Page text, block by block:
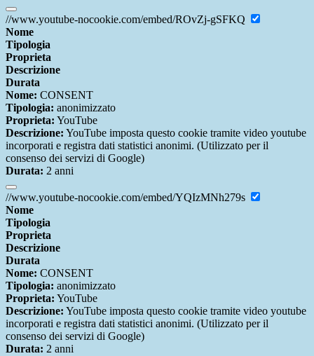
//www.youtube-nocookie.com/embed/ROvZj-gSFKQ
Nome
Tipologia
Proprieta
Descrizione
Durata
Nome: CONSENT
Tipologia: anonimizzato
Proprieta: YouTube
Descrizione: YouTube imposta questo cookie tramite video youtube
incorporati e registra dati statistici anonimi. (Utilizzato per il
consenso dei servizi di Google)
Durata: 2 anni
//www.youtube-nocookie.com/embed/YQIzMNh279s
Nome
Tipologia
Proprieta
Descrizione
Durata
Nome: CONSENT
Tipologia: anonimizzato
Proprieta: YouTube
Descrizione: YouTube imposta questo cookie tramite video youtube
incorporati e registra dati statistici anonimi. (Utilizzato per il
consenso dei servizi di Google)
Durata: 2 anni